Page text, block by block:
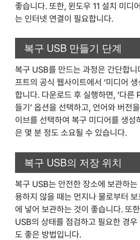
좋습니다. 또한, 윈도우 11 설치 미디
는 인터넷 연결이 필요합니다.
복구 USB 만들기 단계
복구 USB를 만드는 과정은 간단합니
프트의 공식 웹사이트에서 ‘미디어
합니다. 다운로드 후 실행하면, ‘다른
들기’ 옵션을 선택하고, 언어와 버전
이브를 선택하여 복구 미디어를 생성
은 몇 분 정도 소요될 수 있습니다.
복구 USB의 저장 위치
복구 USB는 안전한 장소에 보관하
용하지 않을 때는 먼지나 물로부터
에 넣어 보관하는 것이 좋습니다. 또
USB의 상태를 점검하고 필요한 경우
도 좋은 방법입니다.